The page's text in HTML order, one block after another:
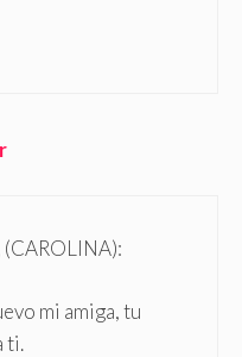
mi amiga, tu
ti.